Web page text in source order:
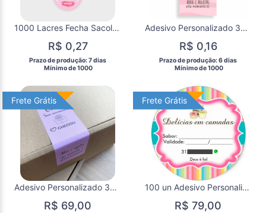
1000 Lacres Fecha Sacola Adesivos Personalizados
R$ 0,27
Prazo de produção: 7 dias
  Mínimo de 1000
Adesivo Personalizado 3x6cm Retangular 1000 unidades
R$ 0,16
Prazo de produção: 6 dias
  Mínimo de 1000
Frete Grátis
Frete Grátis
Adesivo Personalizado 3x6cm Retangular 50 un.
R$ 69,00
Frete Grátis
Frete Grátis
100 un Adesivo Personalizado 3x3cm
R$ 79,00